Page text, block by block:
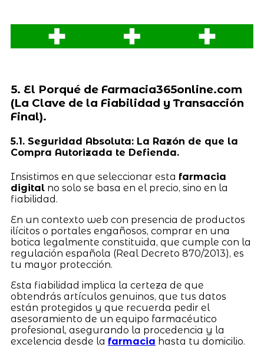
5. El Porqué de Farmacia365online.com
(La Clave de la Fiabilidad y Transacción
Final).
5.1. Seguridad Absoluta: La Razón de que la
Compra Autorizada te Defienda.
Insistimos en que seleccionar esta farmacia
digitalno solo se basa en el precio, sino en la
fiabilidad.
En un contexto web con presencia de productos
ilícitos o portales engañosos, comprar en una
botica legalmente constituida, que cumple con la
regulación española (Real Decreto 870/2013), es
tu mayor protección.
Esta fiabilidad implica la certeza de que
obtendrás artículos genuinos, que tus datos
están protegidos y que recuerda pedir el
asesoramiento de un equipo farmacéutico
profesional, asegurando la procedencia y la
excelencia desde la farmacia hasta tu domicilio.